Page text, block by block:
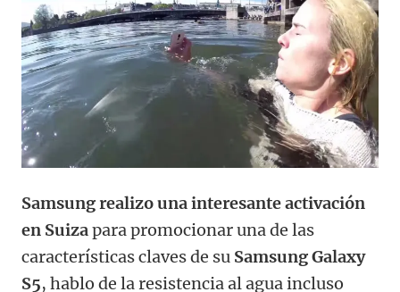
Samsung realizo una interesante activación
en Suizapara promocionar una de las
características claves de su Samsung Galaxy
S5, hablo de la resistencia al agua incluso